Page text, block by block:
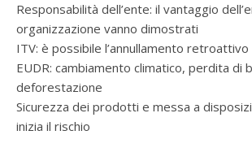
Responsabilità dell’ente: il vantaggio
organizzazione vanno dimostrati
ITV: è possibile l’annullamento retroattivo
EUDR: cambiamento climatico, perdita di
deforestazione
Sicurezza dei prodotti e messa a
inizia il rischio